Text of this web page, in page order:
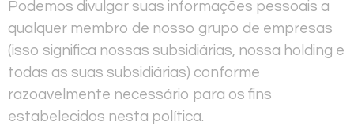
Podemos divulgar suas informações pessoais a
qualquer membro de nosso grupo de empresas
(isso significa nossas subsidiárias, nossa holding e
todas as suas subsidiárias) conforme
razoavelmente necessário para os fins
estabelecidos nesta política.